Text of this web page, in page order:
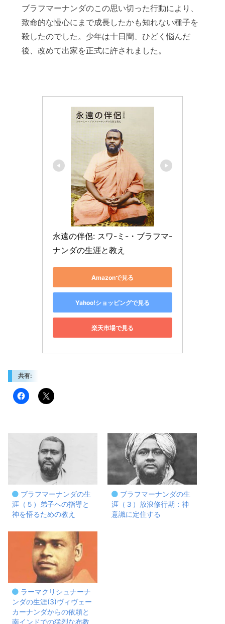
ブラフマーナンダのこの思い切った行動により、
致命的な慢心にまで成長したかも知れない種子を
殺したのでした。少年は十日間、ひどく悩んだ
後、改めて出家を正式に許されました。
永遠の伴侶: スワ-ミ-・ブラフマ-
ナンダの生涯と教え
Amazonで見る
Yahoo!ショッピングで見る
楽天市場で見る
共有:
ブラフマーナンダの生
涯（５）弟子への指導と
神を悟るための教え
ブラフマーナンダの生
涯（３）放浪修行期：神
意識に定住する
ラーマクリシュナーナ
ンダの生涯(3)ヴィヴェー
カーナンダからの依頼と
南インドでの猛烈な布教